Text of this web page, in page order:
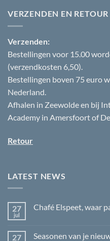
VERZENDEN EN RETOUR
Verzenden:
Bestellingen voor 15.00
(verzendkosten 6,50).
Bestellingen boven 75 euro
Nederland.
Afhalen in Zeewolde en bij
Academy in Amersfoort of
Retour
LATEST NEWS
27
jul
Chafé Elspeet, waar
Chafé
27 Seasonen van je